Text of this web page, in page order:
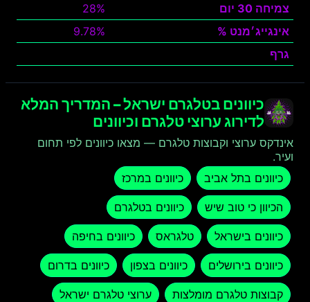
צמיחה 30 יום
28%
אינגייג׳מנט %
9.78%
גרף
כיוונים בטלגרם ישראל – המדריך המלא
לדירוג ערוצי טלגרם וכיוונים
אינדקס ערוצי וקבוצות טלגרם — מצאו כיוונים לפי תחום
ועיר.
כיוונים בתל אביב
כיוונים במרכז
הכיוון כי טוב שיש כיוונים בטלגרם
כיוונים בישראל טלגראס כיוונים בחיפה
כיוונים בירושלים כיוונים בצפון כיוונים בדרום
קבוצות טלגרם מומלצות ערוצי טלגרם ישראל